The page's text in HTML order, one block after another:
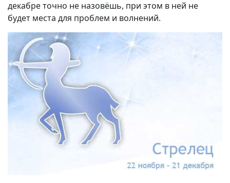
декабре точно не назовёшь, при этом в ней не
будет места для проблем и волнений.